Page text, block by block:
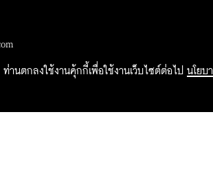
นตกลงใช้งานคุ้กกี้เพื่อใช้งานเว็บไซต์ต่อไป
นโยบ